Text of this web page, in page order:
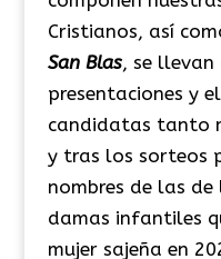
Cristianos, así
San Blas, se llevan
presentaciones y
candidatas tanto
y tras los sorteos
nombres de las
damas infantiles
mujer sajeña en